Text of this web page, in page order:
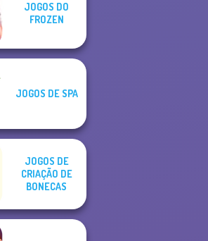
JOGOS DO
FROZEN
JOGOS DE SPA
JOGOS DE
CRIAÇÃO DE
BONECAS